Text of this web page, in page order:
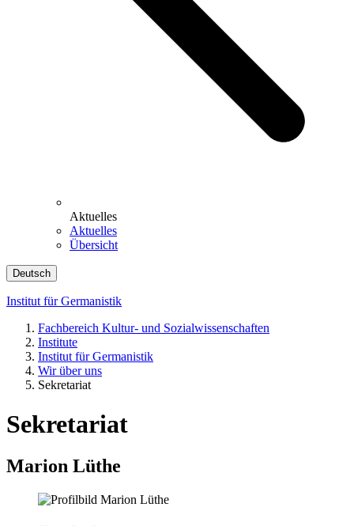
Aktuelles
Aktuelles
Übersicht
Deutsch
Institut für Germanistik
Fachbereich Kultur- und Sozialwissenschaften
Institute
Institut für Germanistik
Wir über uns
Sekretariat
Sekretariat
Marion Lüthe